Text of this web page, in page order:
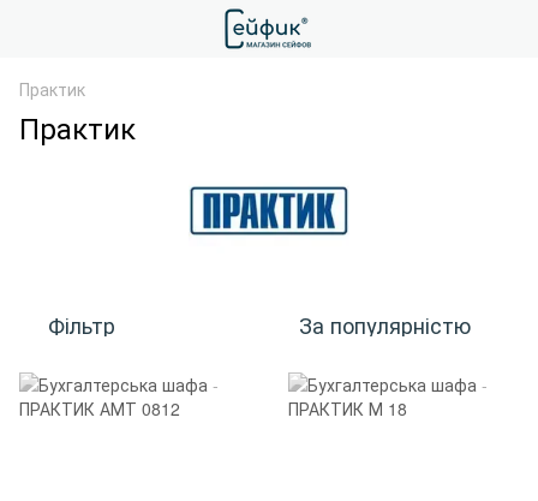
Практик
Практик
Фільтр За популярністю